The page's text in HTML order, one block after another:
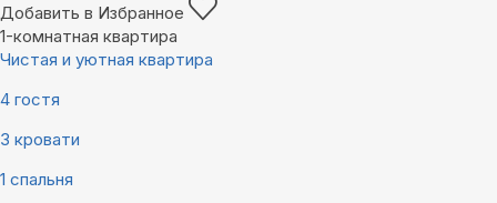
Добавить в Избранное
1-комнатная квартира
Чистая и уютная квартира
4 гостя
3 кровати
1 спальня